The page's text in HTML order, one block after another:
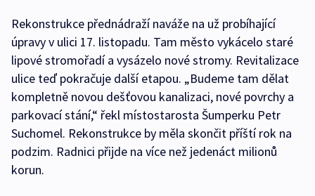
Rekonstrukce přednádraží naváže na už probíhající
úpravy v ulici 17. listopadu. Tam město vykácelo staré
lipové stromořadí a vysázelo nové stromy. Revitalizace
ulice teď pokračuje další etapou. „Budeme tam dělat
kompletně novou dešťovou kanalizaci, nové povrchy a
parkovací stání,“ řekl místostarosta Šumperku Petr
Suchomel. Rekonstrukce by měla skončit příští rok na
podzim. Radnici přijde na více než jedenáct milionů
korun.